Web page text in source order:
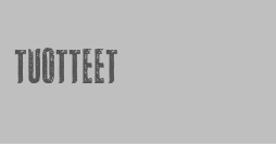
Tuotteet